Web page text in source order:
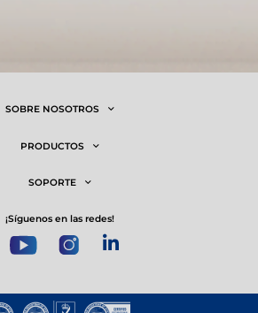
SOBRE NOSOTROS
PRODUCTOS
SOPORTE
¡síguenos en las redes!